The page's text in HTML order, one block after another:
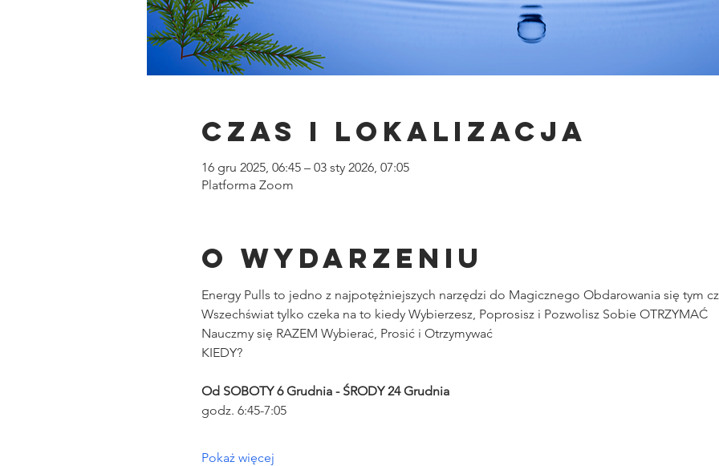
Czas i lokalizacja
16 gru 2025, 06:45 – 03 sty 2026, 07:05
Platforma Zoom
O wydarzeniu
Energy Pulls to jedno z najpotężniejszych narzędzi do Magicznego Obdarowania się tym
Wszechświat tylko czeka na to kiedy Wybierzesz, Poprosisz i Pozwolisz Sobie OTRZYMAĆ
Nauczmy się RAZEM Wybierać, Prosić i Otrzymywać
KIEDY?
Od SOBOTY 6 Grudnia - ŚRODY 24 Grudnia
godz. 6:45-7:05
Pokaż więcej